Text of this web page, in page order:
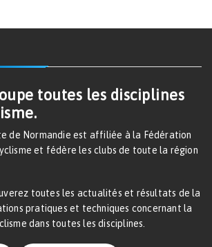
toutes les disciplines
de Normandie est affiliée à la Fédération
et fédère les clubs de toute la région
toutes les actualités et résultats de la
pratiques et techniques concernant la
dans toutes les disciplines.